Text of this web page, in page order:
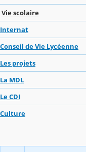
Vie scolaire
Internat
Conseil de Vie Lycéenne
Les projets
La MDL
Le CDI
Culture